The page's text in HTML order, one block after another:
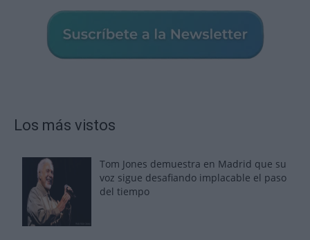
Los más vistos
Tom Jones demuestra en Madrid que su
voz sigue desafiando implacable el paso
del tiempo